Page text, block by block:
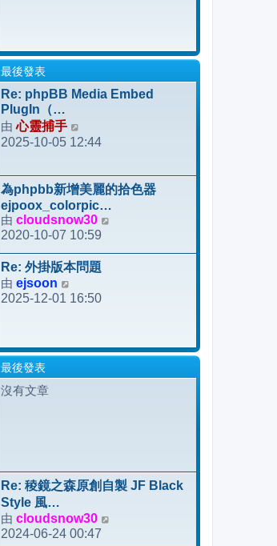
表
最後發表
Re: phpBB Media Embed
PlugIn（…
由心靈捕手
視
後
發
表
2025-10-05 12:44
為phpbb新增美麗的拾色器
ejpoox_colorpic…
由 cloudsnow30
最
2020-10-07 10:59
Re: 外掛版本問題
由 ejsoon
視
發
2025-12-01 16:50
最後發表
沒有文章
Re: 稜鏡之森原創自製 JF Black
Style 風…
由 cloudsnow30
2024-06-24 00:47